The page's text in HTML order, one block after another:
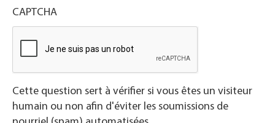
CAPTCHA
Cette question sert à vérifier si vous êtes un visiteur
humain ou non afin d'éviter les soumissions de